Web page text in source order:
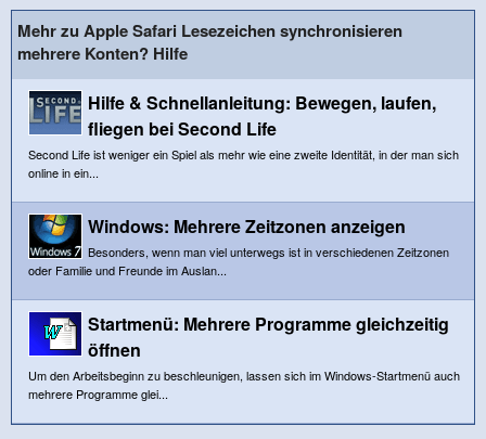
Mehr zu Apple Safari Lesezeichen synchronisieren
mehrere Konten? Hilfe
Hilfe & Schnellanleitung: Bewegen, laufen,
fliegen bei Second Life
Second Life ist weniger ein Spiel als mehr wie eine zweite Identität, in der man sich
online in ein...
Windows: Mehrere Zeitzonen anzeigen
Besonders, wenn man viel unterwegs ist in verschiedenen Zeitzonen
oder Familie und Freunde im Auslan...
Startmenü: Mehrere Programme gleichzeitig
öffnen
Um den Arbeitsbeginn zu beschleunigen, lassen sich im Windows-Startmenü auch
mehrere Programme glei...